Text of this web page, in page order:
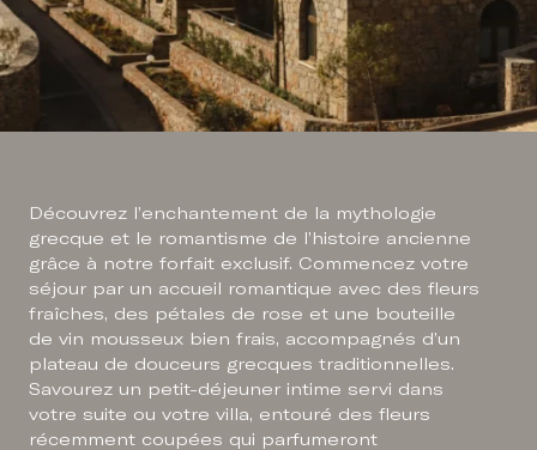
Découvrez l’enchantement de la mythologie
grecque et le romantisme de l’histoire ancienne
grâce à notre forfait exclusif. Commencez votre
séjour par un accueil romantique avec des fleurs
fraîches, des pétales de rose et une bouteille
de vin mousseux bien frais, accompagnés d’un
plateau de douceurs grecques traditionnelles.
Savourez un petit-déjeuner intime servi dans
votre suite ou votre villa, entouré des fleurs
récemment coupées qui parfumeront